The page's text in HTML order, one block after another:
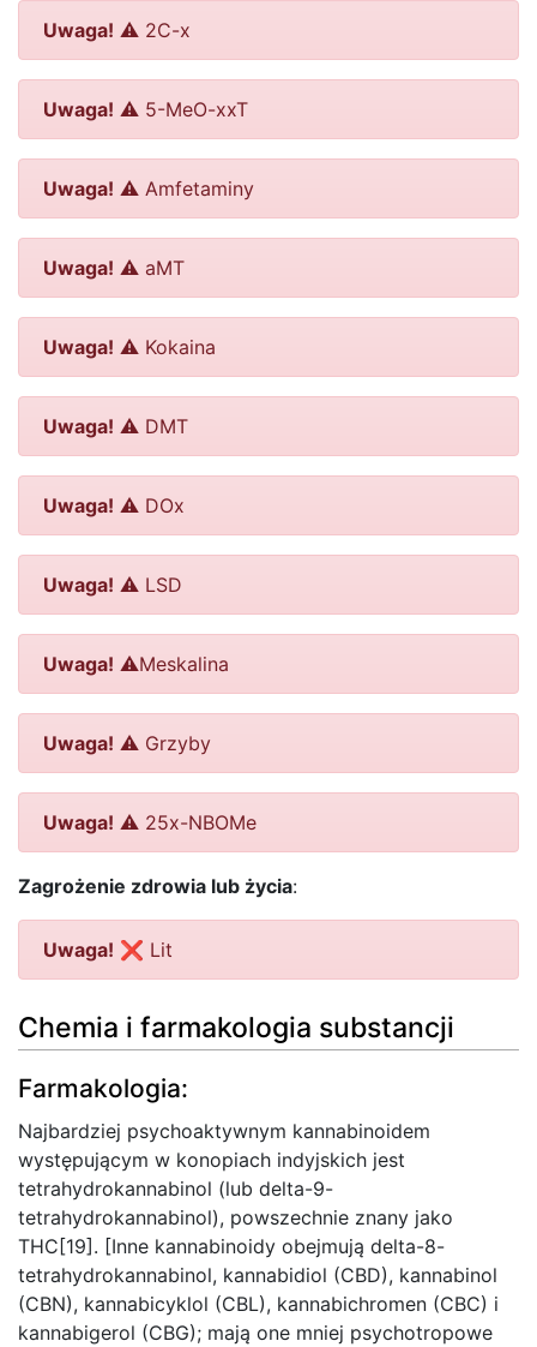
Uwaga! ⚠️ 2C-x
Uwaga! ⚠️ 5-MeO-xxT
Uwaga! ⚠️ Amfetaminy
Uwaga! ⚠️ aMT
Uwaga! ⚠️ Kokaina
Uwaga! ⚠️ DMT
Uwaga! ⚠️ DOx
Uwaga! ⚠️ LSD
Uwaga! ⚠️Meskalina
Uwaga! ⚠️ Grzyby
Uwaga! ⚠️ 25x-NBOMe
Zagrożenie zdrowia lub życia:
Uwaga! ❌ Lit
Chemia i farmakologia substancji
Farmakologia:
Najbardziej psychoaktywnym kannabinoidem
występującym w konopiach indyjskich jest
tetrahydrokannabinol (lub delta-9-
tetrahydrokannabinol), powszechnie znany jako
THC[19]. [Inne kannabinoidy obejmują delta-8-
tetrahydrokannabinol, kannabidiol (CBD), kannabinol
(CBN), kannabicyklol (CBL), kannabichromen (CBC) i
kannabigerol (CBG); mają one mniej psychotropowe